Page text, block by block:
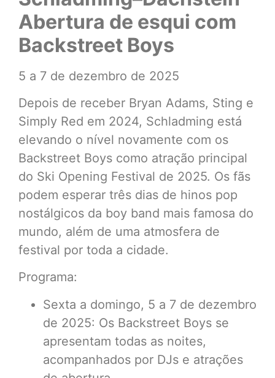
Abertura de esqui com
Backstreet Boys
5 a 7 de dezembro de 2025
Depois de receber Bryan Adams, Sting e
Simply Red em 2024, Schladming está
elevando o nível novamente com os
Backstreet Boys como atração principal
do Ski Opening Festival de 2025. Os fãs
podem esperar três dias de hinos pop
nostálgicos da boy band mais famosa do
mundo, além de uma atmosfera de
festival por toda a cidade.
Programa:
Sexta a domingo, 5 a 7 de dezembro
de 2025: Os Backstreet Boys se
apresentam todas as noites,
acompanhados por DJs e atrações